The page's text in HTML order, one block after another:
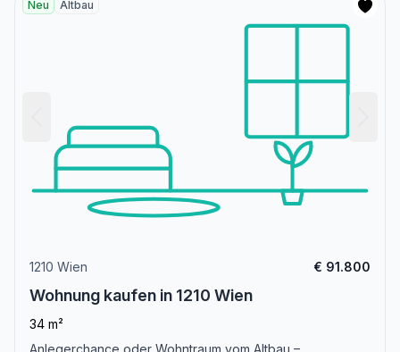
Neu Altbau
1210 Wien € 91.800
Wohnung kaufen in 1210 Wien
34 m²